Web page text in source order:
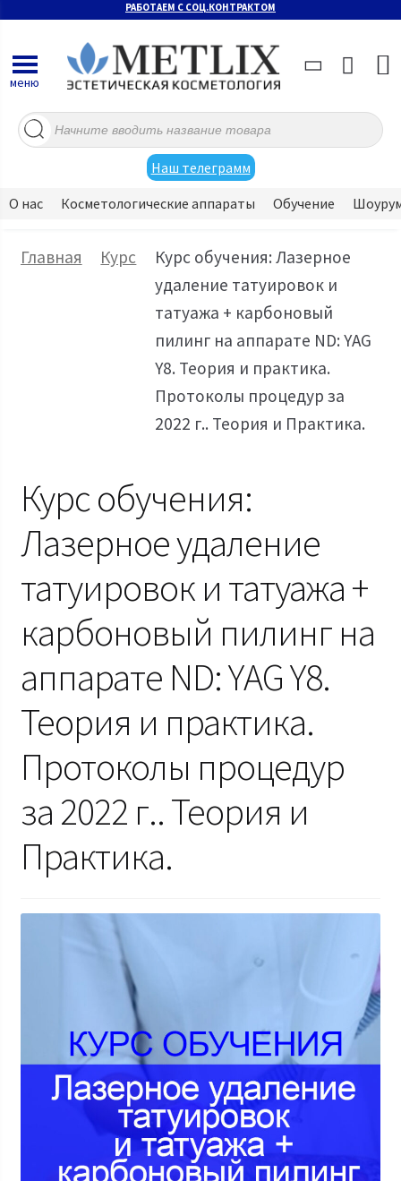
РАБОТАЕМ С СОЦ.КОНТРАКТОМ
Поиск
товаров
Наш телеграмм
меню
О нас Косметологические аппараты Обучение
Главная Курс
Курс обучения: Лазерное
удаление татуировок и
татуажа + карбоновый
пилинг на аппарате ND: YAG
Y8. Теория и практика.
Протоколы процедур за
2022 г.. Теория и Практика.
Курс обучения:
Лазерное удаление
татуировок и татуажа +
карбоновый пилинг на
аппарате ND: YAG Y8.
Теория и практика.
Протоколы процедур
за 2022 г.. Теория и
Практика.